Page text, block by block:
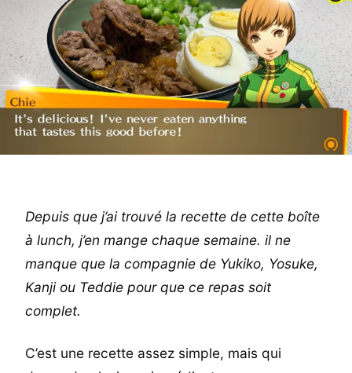
Depuis que j’ai trouvé la recette de cette boîte
à lunch, j’en mange chaque semaine. il ne
manque que la compagnie de Yukiko, Yosuke,
Kanji ou Teddie pour que ce repas soit
complet.
C’est une recette assez simple, mais qui